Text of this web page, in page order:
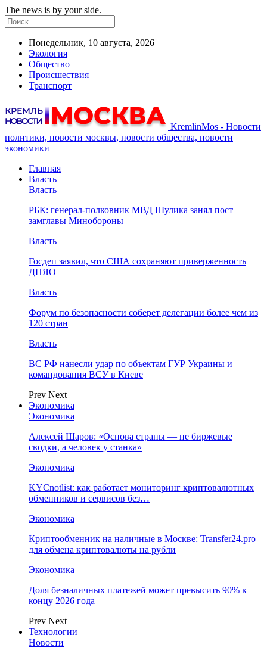
The news is by your side.
Понедельник, 10 августа, 2026
Экология
Общество
Происшествия
Транспорт
KremlinMos - Новости
политики, новости москвы, новости общества, новости
экономики
Главная
Власть
Власть
РБК: генерал-полковник МВД Шулика занял пост
замглавы Минобороны
Власть
Госдеп заявил, что США сохраняют приверженность
ДНЯО
Власть
Форум по безопасности соберет делегации более чем из
120 стран
Власть
ВС РФ нанесли удар по объектам ГУР Украины и
командования ВСУ в Киеве
Prev Next
Экономика
Экономика
Алексей Шаров: «Основа страны — не биржевые
сводки, а человек у станка»
Экономика
KYCnotlist: как работает мониторинг криптовалютных
обменников и сервисов без…
Экономика
Криптообменник на наличные в Москве: Transfer24.pro
для обмена криптовалюты на рубли
Экономика
Доля безналичных платежей может превысить 90% к
концу 2026 года
Prev Next
Технологии
Новости